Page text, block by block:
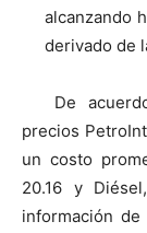
alcanzando
derivado de
De
precios
un costo
20.16 y
información de